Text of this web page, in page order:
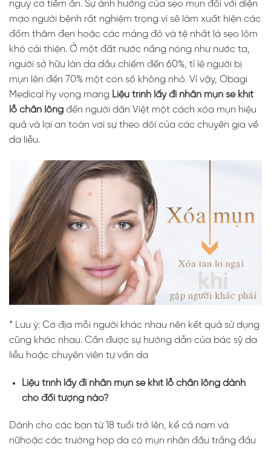
nguy cơ tiềm ẩn. Sự ảnh hưởng của sẹo mụn đối với diện
mạo người bệnh rất nghiệm trọng vì sẽ làm xuất hiện các
đốm thâm đen hoặc các mảng đỏ và tệ nhất là sẹo lõm
khó cải thiện. Ở một đất nước nắng nóng như nước ta,
người sở hữu làn da dầu chiếm đến 60%, tỉ lệ người bị
mụn lên đến 70% một con số không nhỏ. Vì vậy, Obagi
Medical hy vọng mang Liệu trình lấy đi nhân mụn se khít
lỗ chân lông đến người dân Việt một cách xóa mụn hiệu
quả và lại an toàn vơi sự theo dõi của các chuyên gia về
da liễu.
* Lưu ý: Cơ địa mỗi người khác nhau nên kết quả sử dụng
cũng khác nhau. Cần được sự hướng dẫn của bác sỹ da
liễu hoặc chuyên viên tư vấn da
Liệu trình lấy đi nhân mụn se khít lỗ chân lông dành
cho đối tượng nào?
Dành cho các bạn từ 18 tuổi trở lên, kể cả nam và
nữhoặc các trường hợp da có mụn nhân đầu trắng đầu